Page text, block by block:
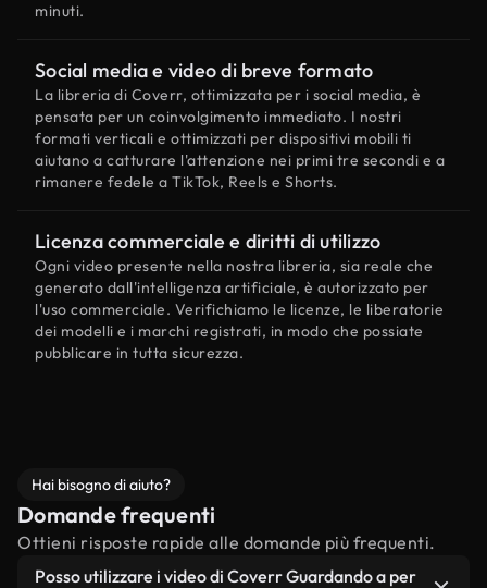
minuti.
Social media e video di breve formato
La libreria di Coverr, ottimizzata per i social media, è
pensata per un coinvolgimento immediato. I nostri
formati verticali e ottimizzati per dispositivi mobili ti
aiutano a catturare l'attenzione nei primi tre secondi e a
rimanere fedele a TikTok, Reels e Shorts.
Licenza commerciale e diritti di utilizzo
Ogni video presente nella nostra libreria, sia reale che
generato dall'intelligenza artificiale, è autorizzato per
l'uso commerciale. Verifichiamo le licenze, le liberatorie
dei modelli e i marchi registrati, in modo che possiate
pubblicare in tutta sicurezza.
Hai bisogno di aiuto?
Domande frequenti
Ottieni risposte rapide alle domande più frequenti.
Posso utilizzare i video di Coverr Guardando a per